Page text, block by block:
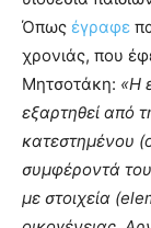
Όπως έγραφε
χρονιάς, που
Μητσοτάκη: «Η
εξαρτηθεί από
κατεστημένου
συμφέροντά
με στοιχεία